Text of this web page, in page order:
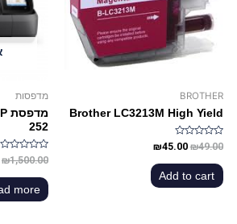
BROTHER
Brother LC3213M High Yield
Rated
0
out
of
5
₪49.00
₪45.00
Add to cart
מדפסות
252
Rated
0
out
of
5
₪1,500.00
more